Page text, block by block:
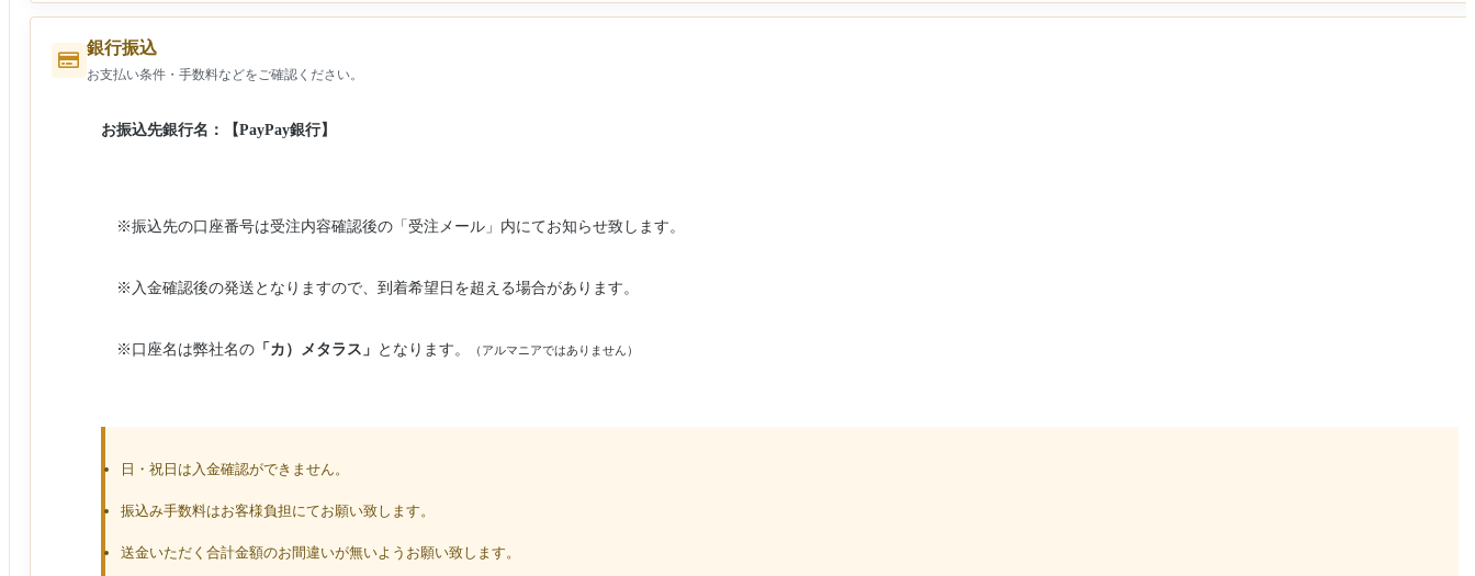
銀行振込
お支払い条件・手数料などをご確認ください。
お振込先銀行名： 【PayPay銀行】
※振込先の口座番号は受注内容確認後の「受注メール」内にてお知らせ致します。
※入金確認後の発送となりますので、到着希望日を超える場合があります。
※口座名は弊社名の「カ）メタラス」 となります。 （アルマニアではありません）
日・祝日は入金確認ができません。
振込み手数料はお客様負担にてお願い致します。
送金いただく合計金額のお間違いが無いようお願い致します。